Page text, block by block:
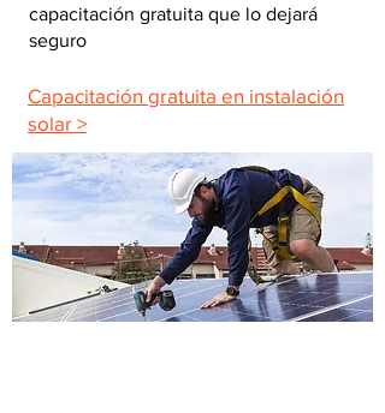
capacitación gratuita que lo dejará
seguro
Capacitación gratuita en instalación
solar >